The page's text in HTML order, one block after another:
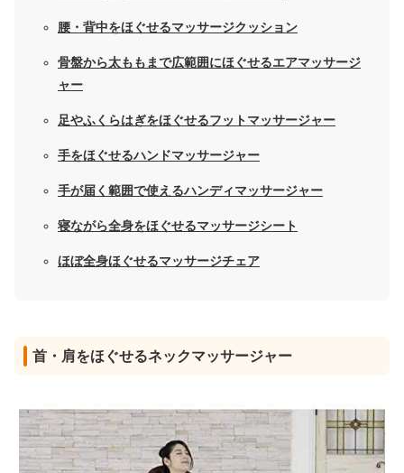
腰・背中をほぐせるマッサージクッション
骨盤から太ももまで広範囲にほぐせるエアマッサージ
ャー
足やふくらはぎをほぐせるフットマッサージャー
手をほぐせるハンドマッサージャー
手が届く範囲で使えるハンディマッサージャー
寝ながら全身をほぐせるマッサージシート
ほぼ全身ほぐせるマッサージチェア
首・肩をほぐせるネックマッサージャー